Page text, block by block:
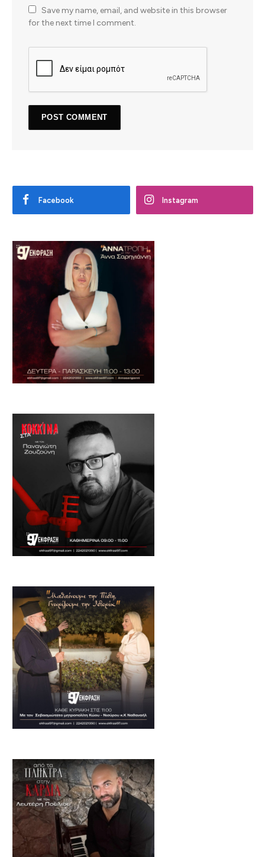
Save my name, email, and website in this browser
for the next time I comment.
Facebook Instagram